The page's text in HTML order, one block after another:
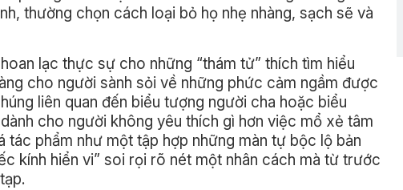
thường chọn cách loại bỏ họ nhẹ nhàng, sạch sẽ và
lạc thực sự cho những “thám tử” thích tìm hiểu
cho người sành sỏi về những phức cảm ngầm được
liên quan đến biểu tượng người cha hoặc biểu
cho người không yêu thích gì hơn việc mổ xẻ tâm
tác phẩm như một tập hợp những màn tự bộc lộ bản
kính hiển vi” soi rọi rõ nét một nhân cách mà từ trước